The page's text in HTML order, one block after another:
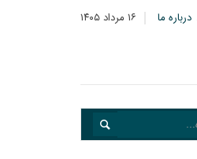
۱۶ مرداد ۱۴۰۵ درباره ما